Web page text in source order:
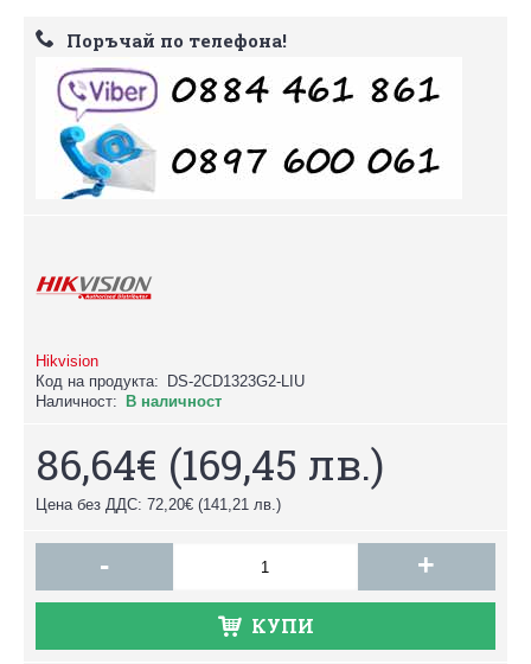
Поръчай по телефона!
Hikvision
Код на продукта:
DS-2CD1323G2-LIU
Наличност:
В наличност
86,64€ (169,45 лв.)
Цена без ДДС: 72,20€ (141,21 лв.)
- +
КУПИ